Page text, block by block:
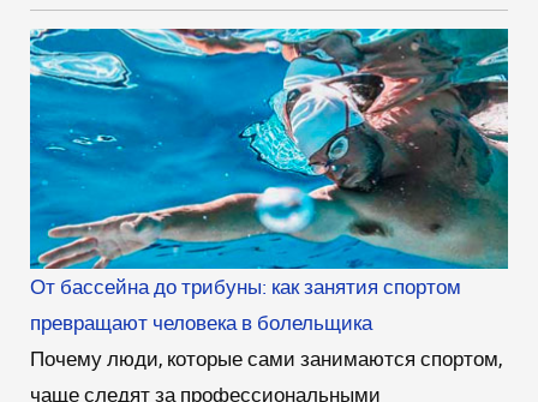
От бассейна до трибуны: как занятия спортом
превращают человека в болельщика
Почему люди, которые сами занимаются спортом,
чаще следят за профессиональными